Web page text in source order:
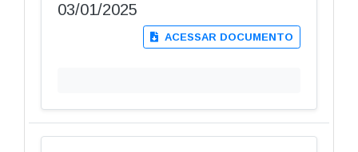
03/01/2025
ACESSAR DOCUMENTO